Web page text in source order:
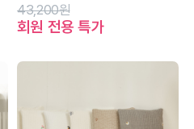
43,200원
회원 전용 특가